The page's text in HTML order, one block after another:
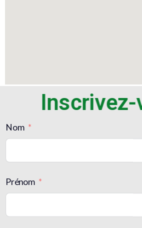
Inscrivez-
Nom
Prénom